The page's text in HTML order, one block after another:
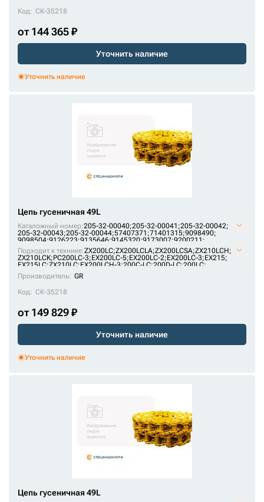
Код: СК-35218
от 144 365 ₽
Уточнить наличие
Уточнить наличие
Цепь гусеничная 49L
Каталожный номер:205-32-00040;205-32-00041;205-32-00042;
205-32-00043;205-32-00044;57407371;71401315;9098490;
9098504;9126223;9135646;9145320;9173007;9200211;
AT214386;
E1569801M00049;F2242367;H2542312;JRA0417;
KM1170/49;KM64/49;P2242367F;P2542312H;SI718/49;
U10246/49;VE15690849;VKM1170/49HDV;X2442345;ZKI2242367
Подходит к технике:ZX200LC;ZX200LCLA;ZX200LCSA;ZX210LCH;
ZX210LCK;PC200LC-3;EX200LC-5;EX200LC-2;EX200LC-3;EX215;
EX215LC;ZX210LC;EX200LCH-3;200C-LC;200D-LC;200LC;
PC180LLC-3
MS230LC-3
Производитель: GR
Код: СК-35218
от 149 829 ₽
Уточнить наличие
Уточнить наличие
Цепь гусеничная 49L